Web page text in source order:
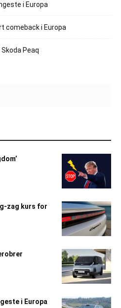
i Europa
comeback i Europa
Peaq
zag kurs for
i Europa